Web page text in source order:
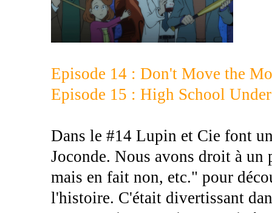
Episode 14 : Don't Move the
Episode 15 : High School
Dans le #14 Lupin et Cie font
Joconde. Nous avons droit à
mais en fait non, etc." pour
l'histoire. C'était divertissant